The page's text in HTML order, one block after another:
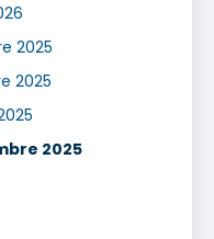
2025
2025
2025